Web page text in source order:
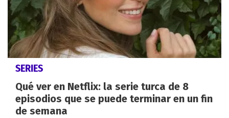
SERIES
Qué ver en Netflix: la serie turca de 8
episodios que se puede terminar en un fin
de semana